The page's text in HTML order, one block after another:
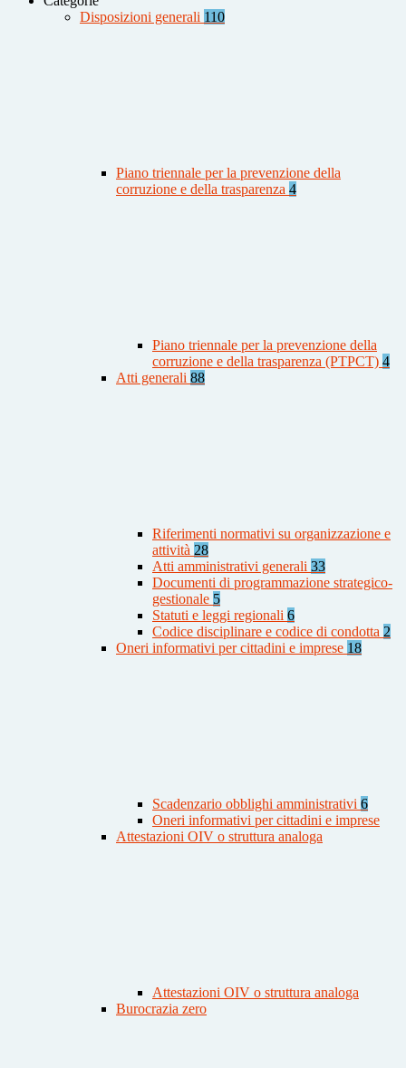
Disposizioni generali 110
Piano triennale per la prevenzione della
corruzione e della trasparenza 4
Piano triennale per la prevenzione della
corruzione e della trasparenza (PTPCT) 4
Atti generali 88
Riferimenti normativi su organizzazione e
attività 28
Atti amministrativi generali 33
Documenti di programmazione strategico-
gestionale 5
Statuti e leggi regionali 6
Codice disciplinare e codice di condotta 2
Oneri informativi per cittadini e imprese 18
Scadenzario obblighi amministrativi 6
Oneri informativi per cittadini e imprese
Attestazioni OIV o struttura analoga
Attestazioni OIV o struttura analoga
Burocrazia zero